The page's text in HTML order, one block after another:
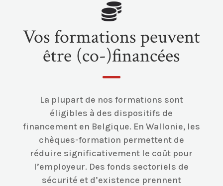

Vos formations peuvent
être (co-)financées
La plupart de nos formations sont
éligibles à des dispositifs de
financement en Belgique. En Wallonie, les
chèques-formation permettent de
réduire significativement le coût pour
l’employeur. Des fonds sectoriels de
sécurité et d’existence prennent